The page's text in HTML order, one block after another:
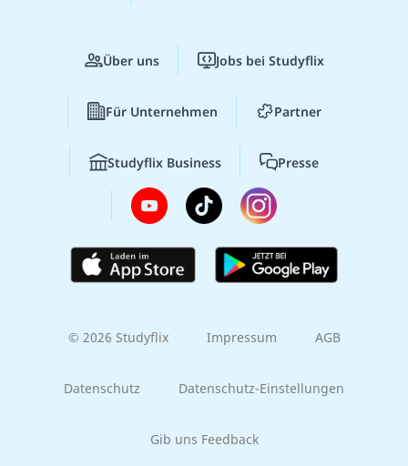
Über uns Jobs bei Studyflix
Für Unternehmen Partner
Studyflix Business Presse
© 2026 Studyflix Impressum AGB
Datenschutz Datenschutz-Einstellungen
Gib uns Feedback